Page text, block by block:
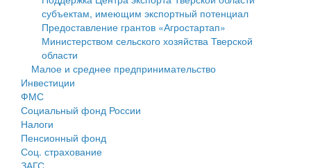
Здравоохранение
Социальная защита
Фотоальбом
Муниципальный контроль
Муниципальные услуги
Проекты административных регламентов
Антимонопольный комплаенс
Противодействие коррупции
среднего предпринимательства
Информационная поддержка субъектов малого и
среднего предпринимательства
Муниципальные программы
Контрольно-счетная палата
Персональные данные
субъектам, имеющим экспортный потенциал
Предоставление грантов «Агростартап»
Министерством сельского хозяйства Тверской
области
Малое и среднее предпринимательство
Инвестиции
ФМС
Социальный фонд России
Налоги
Пенсионный фонд
Соц. страхование
ЗАГС